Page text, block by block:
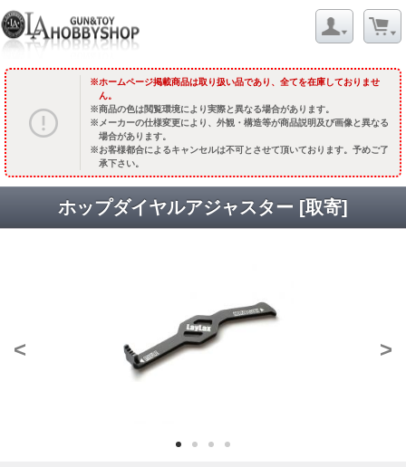
ホームページ掲載商品は取り扱い品であり、全てを在庫しておりませ
ん。
商品の色は閲覧環境により実際と異なる場合があります。
メーカーの仕様変更により、外観・構造等が商品説明及び画像と異なる
場合があります。
お客様都合によるキャンセルは不可とさせて頂いております。予めご了
承下さい。
ホップダイヤルアジャスター [取寄]
< >